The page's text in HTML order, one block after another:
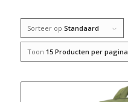
Sorteer op Standaard
Toon 15 Producten per pagina